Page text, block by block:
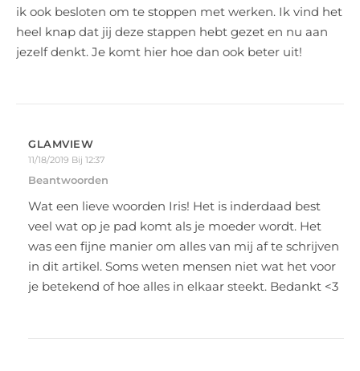
ik ook besloten om te stoppen met werken. Ik vind het
heel knap dat jij deze stappen hebt gezet en nu aan
jezelf denkt. Je komt hier hoe dan ook beter uit!
GLAMVIEW
11/18/2019 Bij 12:37
Beantwoorden
Wat een lieve woorden Iris! Het is inderdaad best
veel wat op je pad komt als je moeder wordt. Het
was een fijne manier om alles van mij af te schrijven
in dit artikel. Soms weten mensen niet wat het voor
je betekend of hoe alles in elkaar steekt. Bedankt <3